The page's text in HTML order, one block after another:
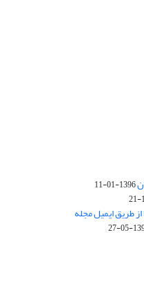
1396-01-11
طریق ایمیل مجله